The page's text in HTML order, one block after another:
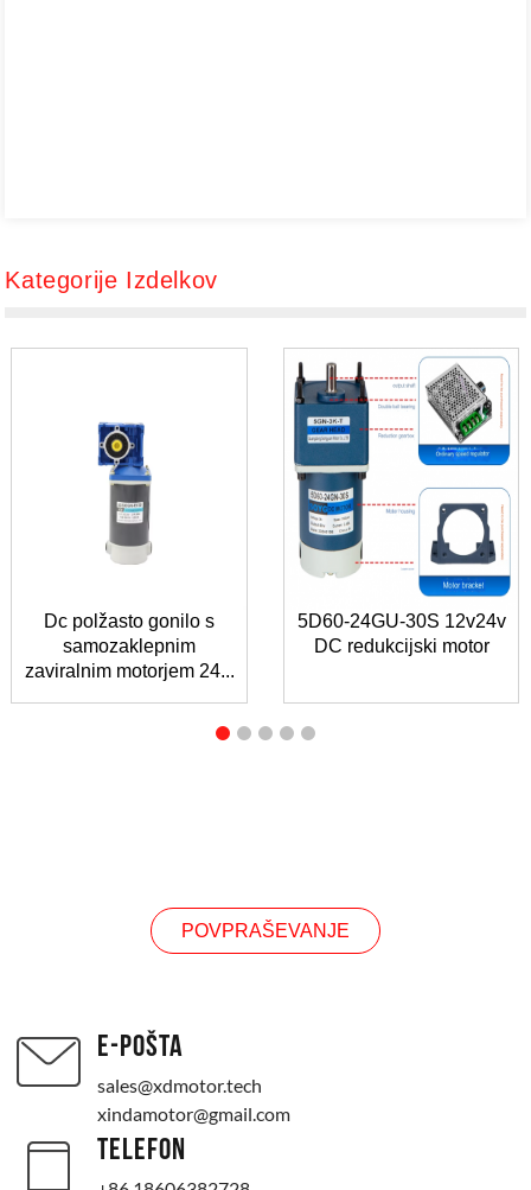
Kategorije Izdelkov
Dc polžasto gonilo s
samozaklepnim
zaviralnim motorjem 24...
5D60-24GU-30S 12v24v
DC redukcijski motor
POVPRAŠEVANJE
E-POŠTA
sales@xdmotor.tech
xindamotor@gmail.com
TELEFON